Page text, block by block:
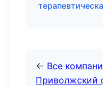
← Все
Приволжский